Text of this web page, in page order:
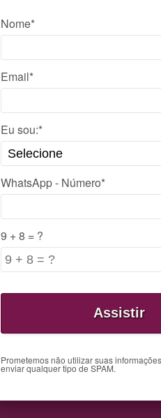
Nome*
Email*
Eu sou:*
WhatsApp - Número*
9 + 8 = ?
Prometemos não utilizar suas
enviar qualquer tipo de SPAM.